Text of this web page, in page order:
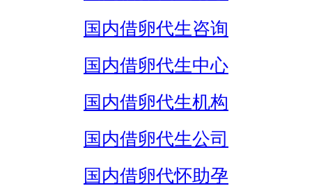
国内借卵代生咨询
国内借卵代生中心
国内借卵代生机构
国内借卵代生公司
国内借卵代怀助孕